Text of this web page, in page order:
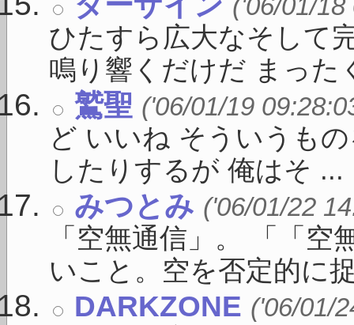
('06/01/18
ひたすら広大なそして
鳴り響くだけだ まった
鷲聖 ('06/01/19
ど いいね そういうも
したりするが 俺はそ ...
みつとみ ('06/01/22
「空無通信」。 「「
いこと。空を否定的に
DARKZONE ('06/01/